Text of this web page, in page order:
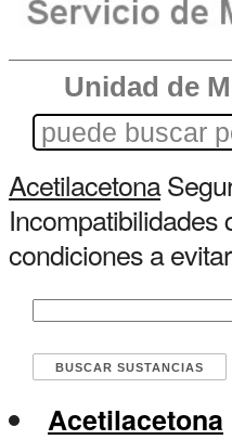
Unidad de
Acetilacetona
Incompatibilidades
condiciones a evitar
Acetilacetona